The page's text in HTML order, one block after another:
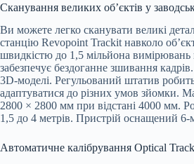
Сканування великих об’єктів у
Ви можете легко сканувати великі
станцію Revopoint Trackit навколо
швидкістю до 1,5 мільйона
забезпечує бездоганне зшивання
3D-моделі. Регульований штатив
адаптуватися до різних умов зйомки.
2800 × 2800 мм при відстані 4000 мм.
1,5 до 4 метрів. Пристрій оснащений
Автоматичне калібрування Optical